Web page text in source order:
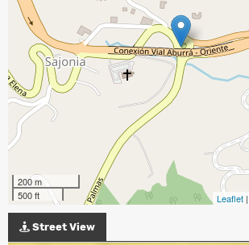
200 m
500 ft
Leaflet
Street View